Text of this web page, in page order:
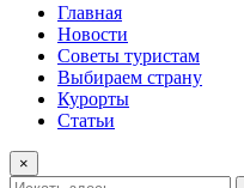
Главная
Новости
Советы туристам
Выбираем страну
Курорты
Статьи
×